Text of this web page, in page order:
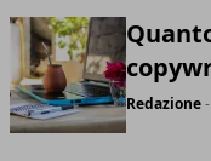
Redazione